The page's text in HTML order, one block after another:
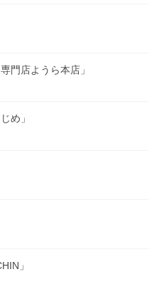
門店ようら本店」
め」
」